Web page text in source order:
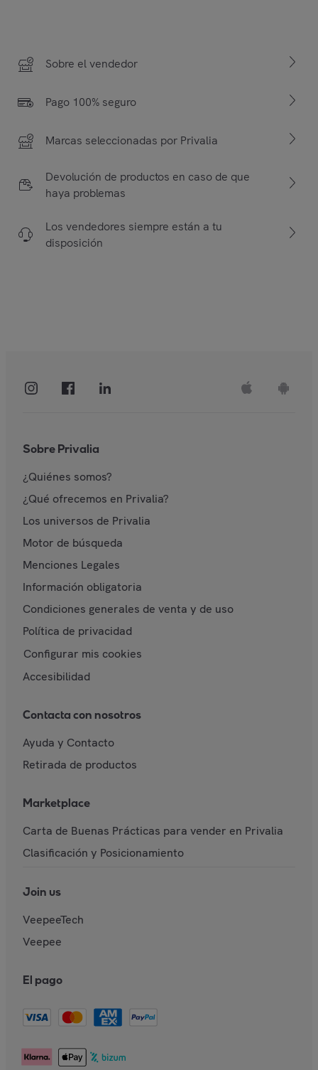
Sobre el vendedor
Pago 100% seguro
Marcas seleccionadas por Privalia
Devolución de productos en caso de que
haya problemas
Los vendedores siempre están a tu
disposición
Sobre Privalia
¿Quiénes somos?
¿Qué ofrecemos en Privalia?
Los universos de Privalia
Motor de búsqueda
Menciones Legales
Información obligatoria
Condiciones generales de venta y de uso
Política de privacidad
Configurar mis cookies
Accesibilidad
Contacta con nosotros
Ayuda y Contacto
Retirada de productos
Marketplace
Carta de Buenas Prácticas para vender en Privalia
Clasificación y Posicionamiento
Join us
VeepeeTech
Veepee
El pago